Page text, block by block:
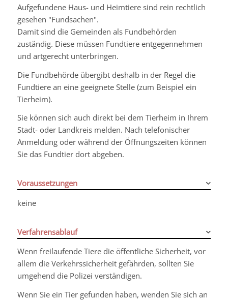
Aufgefundene Haus- und Heimtiere sind rein rechtlich
gesehen "Fundsachen".
Damit sind die Gemeinden als Fundbehörden
zuständig. Diese müssen Fundtiere entgegennehmen
und artgerecht unterbringen.
Die Fundbehörde übergibt deshalb in der Regel die
Fundtiere an eine geeignete Stelle(zum Beispiel ein
Tierheim).
Sie können sich auch direkt bei dem Tierheim in Ihrem
Stadt- oder Landkreis melden. Nach telefonischer
Anmeldung oder während der Öffnungszeiten können
Sie das Fundtier dort abgeben.
Voraussetzungen
keine
Verfahrensablauf
Wenn freilaufende Tiere die öffentliche Sicherheit, vor
allem die Verkehrssicherheit gefährden, sollten Sie
umgehend die Polizei verständigen.
Wenn Sie ein Tier gefunden haben, wenden Sie sich an